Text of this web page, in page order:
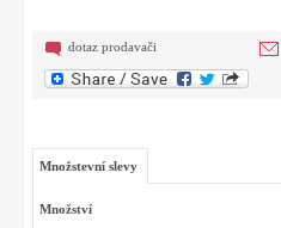
dotaz prodavači
Množstevní slevy
Množství